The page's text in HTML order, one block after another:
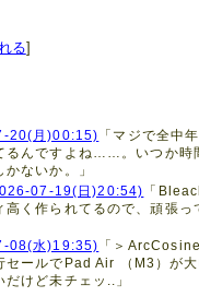
る]
20(月)00:15)
「マジで全中
るんですよね……。いつか時
ないか。」
07-19(日)20:54)
「
高く作られてるので、頑張っ
08(水)19:35)
「＞
セールでPad Air （M3）が大
だけど未チェッ..」